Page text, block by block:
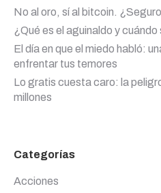
No al oro, sí al bitcoin.
¿Qué es el aguinaldo y
El día en que el miedo habló:
enfrentar tus temores
Lo gratis cuesta caro: la
millones
Categorías
Acciones